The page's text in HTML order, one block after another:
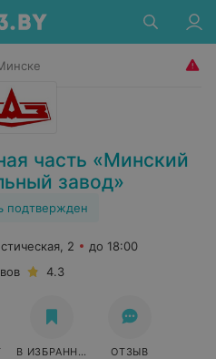
часть «Минский
завод»
подтвержден
2
до 18:00
4.3
В ИЗБРАННОЕ ОТЗЫВ